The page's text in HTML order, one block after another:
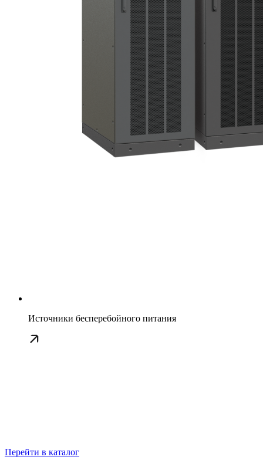
Источники бесперебойного питания
Перейти в каталог